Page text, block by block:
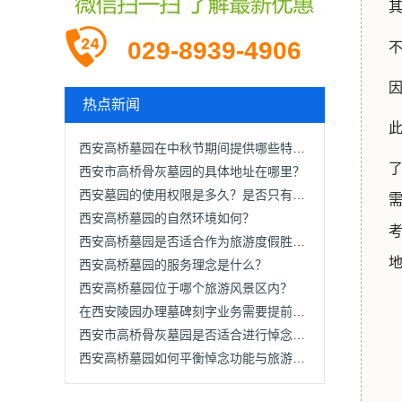
029-8939-4906
热点新闻
西安市高桥骨灰墓园的具体地址在哪里？
西安高桥墓园的自然环境如何？
西安高桥墓园的服务理念是什么？
西安高桥墓园位于哪个旅游风景区内？
地